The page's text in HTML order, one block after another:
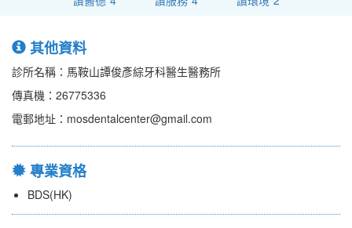
其他資料
診所名稱：馬鞍山譚俊彥綜牙科醫生醫務所
傳真機：26775336
電郵地址：mosdentalcenter@gmail.com
專業資格
BDS(HK)